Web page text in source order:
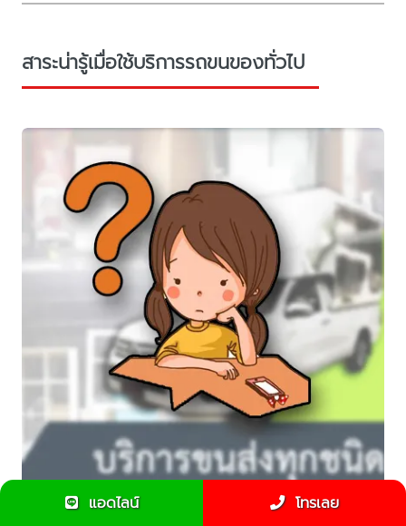
สาระน่ารู้เมื่อใช้บริการรถขนของทั่วไป
แอดไลน์ โทรเลย